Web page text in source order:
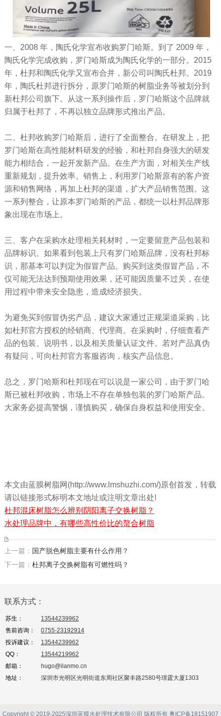
一、2008 年，陶氏化学宣布收购罗门哈斯。到了 2009 年，
陶氏化学完成收购，罗门哈斯成为陶氏化学的一部分。2015
年，杜邦和陶氏化学又宣布合并，新公司叫陶氏杜邦。2019
年，陶氏杜邦进行拆分，原罗门哈斯的树脂业务等被划分到
新杜邦公司旗下。从这一系列操作后，罗门哈斯这个品牌就
归属于杜邦了，不再以独立品牌形式推出产品。
二、杜邦收购罗门哈斯后，进行了全面整合。在研发上，把
罗门哈斯在高性能材料研发的经验，和杜邦自身强大的研发
能力相结合，一起开发新产品。在生产方面，对相关生产线
重新规划，提升效率。销售上，利用罗门哈斯原有的客户资
源和销售网络，再加上杜邦的渠道，扩大产品销售范围。这
一系列整合，让原本罗门哈斯的产品，都统一以杜邦品牌形
象出现在市场上。
三、客户在采购水处理相关耗材时，一定要留意产品包装和
品牌标识。如果看到包装上只有罗门哈斯品牌，没有杜邦标
识，那基本可以判定为假冒产品。购买到这类假冒产品，不
仅可能无法达到预期使用效果，还可能因质量不过关，在使
用过程中带来安全隐患，造成经济损失。
为避免买到假冒伪劣产品，建议大家通过正规渠道采购，比
如杜邦官方授权的经销商、代理商。在采购时，仔细查看产
品的包装、说明书，以及相关质量认证文件。若对产品真伪
有疑问，可向杜邦官方客服咨询，核实产品信息。
总之，罗门哈斯和杜邦现在可以说是一家公司，由于罗门哈
斯已被杜邦收购，市场上不存在单独包装的罗门哈斯产品。
大家务必提高警惕，谨慎购买，确保自身权益和使用安全。
本文由蓝膜树脂网(http://www.lmshuzhi.com/)原创首发，转载
请以链接形式标明本文地址或注明文章出处!
杜邦混床树脂怎么辨别阴阳离子交换树脂？
水处理品牌中，有哪些高性价比的螯合树脂
上一篇： 国产脱色树脂主要有什么作用？
下一篇： 杜邦离子交换树脂有可燃性吗？
联系方式：
苏生：
13544239962
售前咨询：
0755-23192914
投诉建议：
13544239962
QQ：
13544219962
邮箱：
hugo@ilanmo.cn
地址：
深圳市光明区光明街道东周社区聚丰路2580号璟霆大厦1303
Copyright © 2019-2025深圳蓝膜水处理技术有限公司 版权所有 粤ICP备18151907